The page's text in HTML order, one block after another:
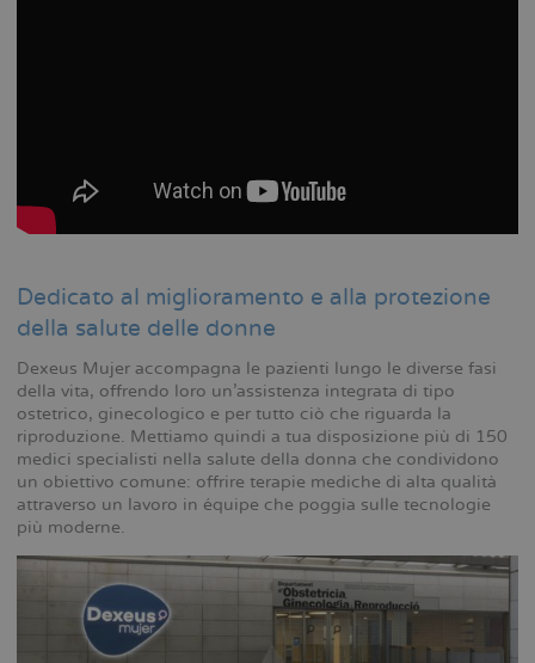
Dedicato al miglioramento e alla protezione
della salute delle donne
Dexeus Mujer accompagna le pazienti lungo le diverse fasi
della vita, offrendo loro un’assistenza integrata di tipo
ostetrico, ginecologico e per tutto ciò che riguarda la
riproduzione. Mettiamo quindi a tua disposizione più di 150
medici specialisti nella salute della donna che condividono
un obiettivo comune: offrire terapie mediche di alta qualità
attraverso un lavoro in équipe che poggia sulle tecnologie
più moderne.